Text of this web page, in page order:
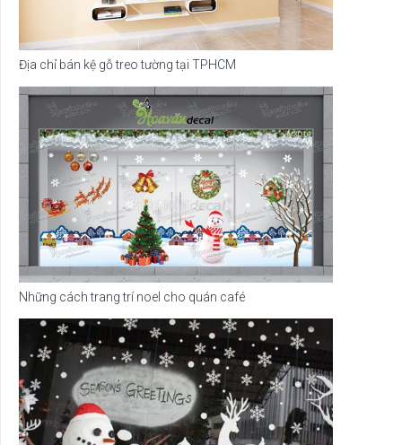
Địa chỉ bán kệ gỗ treo tường tại TPHCM
Những cách trang trí noel cho quán café